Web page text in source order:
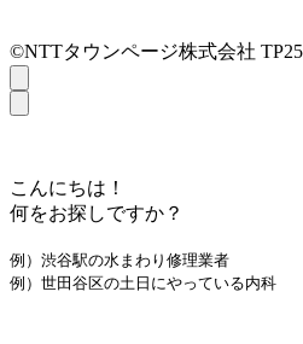
©NTTタウンページ株式会社 TP25-
こんにちは！
何をお探しですか？
例）渋谷駅の水まわり修理業者
例）世田谷区の土日にやっている内科